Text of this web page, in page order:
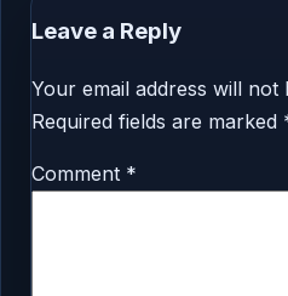
Leave a Reply
Your email address will not
Required fields are marked
Comment *